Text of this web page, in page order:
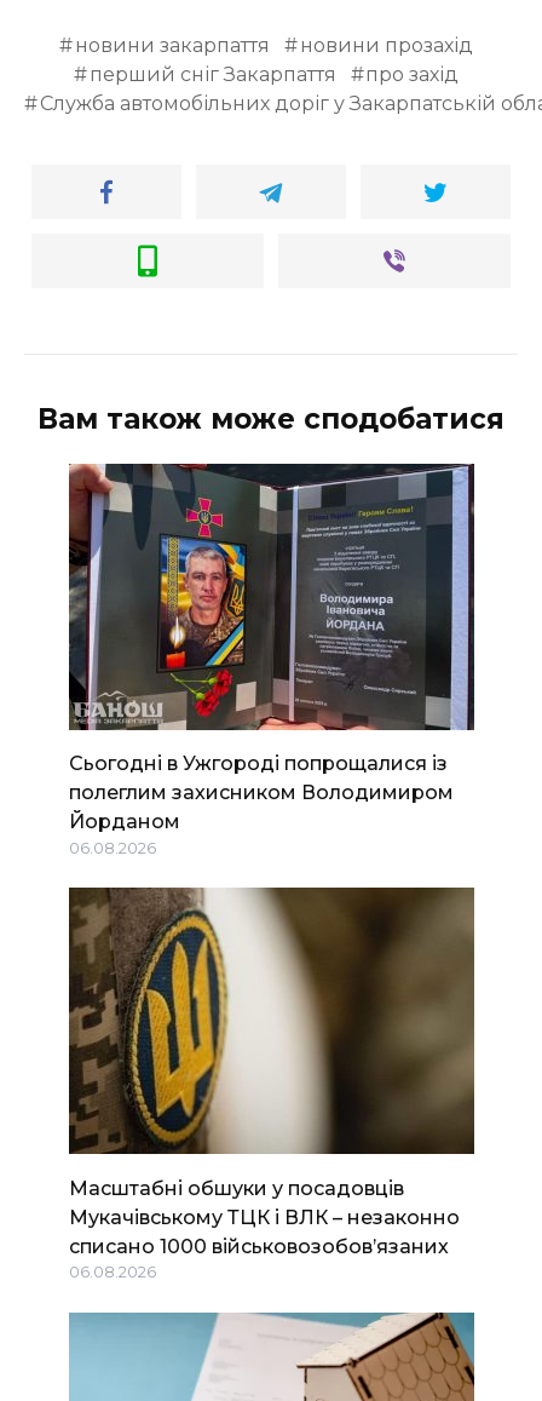
новини закарпаття
новини прозахід
перший сніг Закарпаття
про захід
Служба автомобільних доріг у Закарпатській
Вам також може сподобатися
Сьогодні в Ужгороді попрощалися із
полеглим захисником Володимиром
Йорданом
06.08.2026
Масштабні обшуки у посадовців
Мукачівському ТЦК і ВЛК – незаконно
списано 1000 військовозобов’язаних
06.08.2026